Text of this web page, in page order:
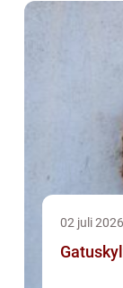
02 juli 2026